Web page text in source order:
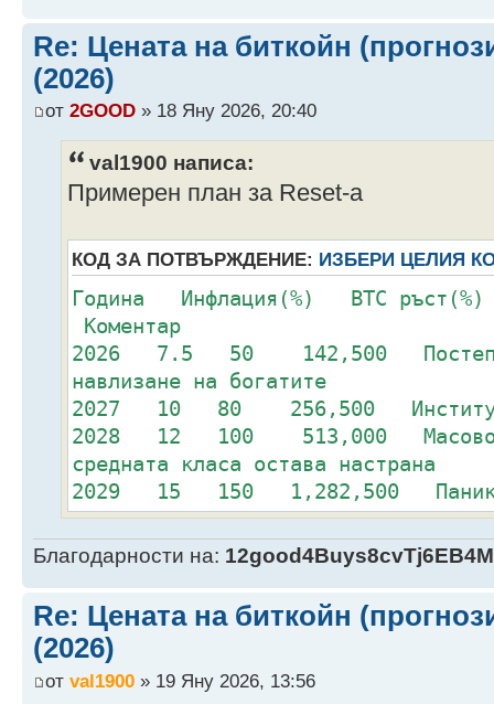
Re: Цената на биткойн
(2026)
от 2GOOD » 18 Яну 2026, 20:40
val1900 написа:
Примерен план за Reset-a
КОД ЗА ПОТВЪРЖДЕНИЕ: ИЗБЕРИ ЦЕЛИЯ
Година Инфлация(%) BTC
Коментар
2026 7.5 50 142,500
навлизане на богатите
2027 10 80 256,500 Институции
2028 12 100 513,000 Масово
средната класа остава настрана
2029 15 150 1,282,500 Паника
ръст
2030 12 120 2,819,500
натиск
2031 10 100 5,639,000 Масата
на индексиране на доходите
2032 8 80 10,150,200
навлизане на заможните
Благодарности на:
Re: Цената на биткойн
(2026)
от val1900 » 19 Яну 2026, 13:56